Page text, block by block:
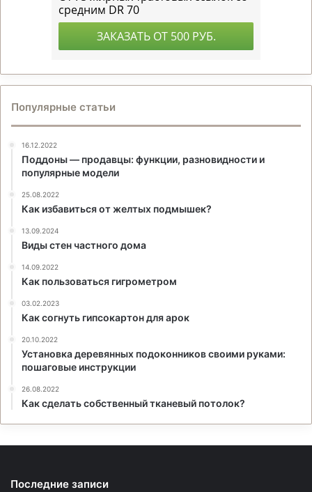
Популярные статьи
16.12.2022
Поддоны — продавцы: функции, разновидности и
популярные модели
25.08.2022
Как избавиться от желтых подмышек?
13.09.2024
Виды стен частного дома
14.09.2022
Как пользоваться гигрометром
03.02.2023
Как согнуть гипсокартон для арок
20.10.2022
Установка деревянных подоконников своими руками:
пошаговые инструкции
26.08.2022
Как сделать собственный тканевый потолок?
Последние записи